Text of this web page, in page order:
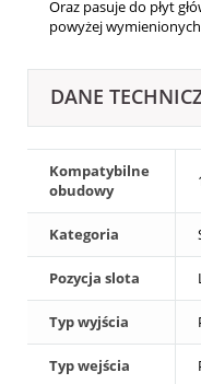
Oraz pasuje do płyt
powyżej
DANE
Kompatybilne
obudowy
Kategoria
Pozycja slota
Typ wyjścia
Typ wejścia